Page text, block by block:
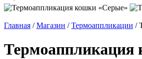
Главная /Магазин /Термоаппликации /